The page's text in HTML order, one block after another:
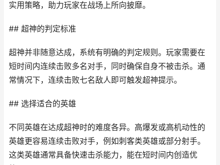
实用策略，助力玩家在战场上所向披靡。
## 超神的判定标准
超神并非随意达成，系统有明确的判定规则。玩家需要在
短时间内连续击败多名对手，同时确保自身不被击杀。通
常情况下，连续击败七名敌人即可触发超神提示。
## 选择适合的英雄
不同英雄在达成超神时的难度各异。高爆发或高机动性的
英雄更容易连续击败对手，例如刺客类英雄或部分射手。
这类英雄通常具备快速击杀能力，能在短时间内创造优